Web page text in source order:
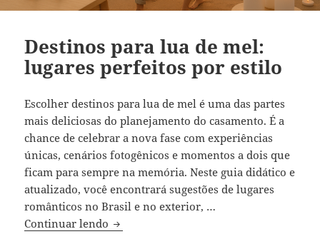
Destinos para lua de mel:
lugares perfeitos por estilo
Escolher destinos para lua de mel é uma das partes
mais deliciosas do planejamento do casamento. É a
chance de celebrar a nova fase com experiências
únicas, cenários fotogênicos e momentos a dois que
ficam para sempre na memória. Neste guia didático e
atualizado, você encontrará sugestões de lugares
românticos no Brasil e no exterior, …
Continuar lendo Destinos para lua de mel: lugares